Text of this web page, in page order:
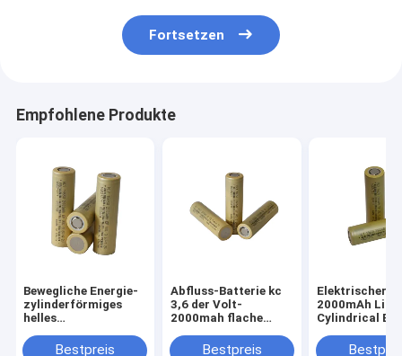
Fortsetzen
Empfohlene Produkte
Bewegliche Energie-
zylinderförmiges
helles
Lithium Ion Battery
Bestpreis
Abfluss-Batterie kc
3,6 der Volt-
2000mah flache
Lithium-Batterie-
Bestpreis
Elektrischer
2000mAh Li
Cylindrical